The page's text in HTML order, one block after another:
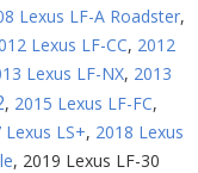
Lexus LF-A Roadster,
Lexus LF-CC, 2012
Lexus LF-NX, 2013
, 2015 Lexus LF-FC,
Lexus LS+, 2018 Lexus
, 2019 Lexus LF-30